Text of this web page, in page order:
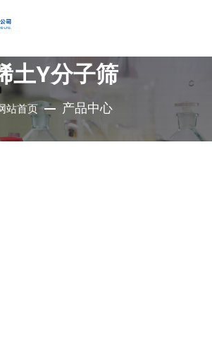
•石油催
剂、分子
醚类
•醇类
•胺类
烃类
土Y分子筛
站首页 产品中心